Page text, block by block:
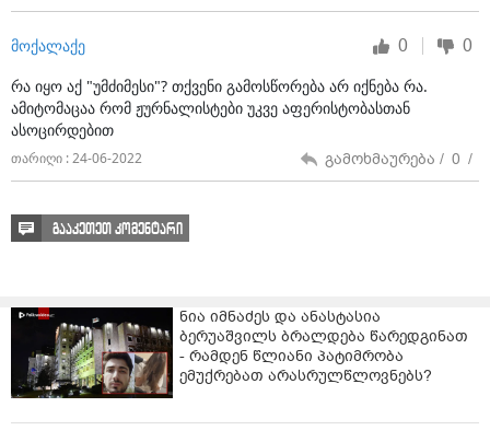
მიწისძვრა სამხრეთ-აღმოსავლეთ ქალაქ ხოსტიდან
დაახლოებით 44 კილომეტრში, ადგილობრივი დროით
01:30 საათზე მოხდა, როდესაც ადამიანების
უმრავლესობას ეძინა.
სეისმოლოგების ცნობით, მიწისძვრის სიმძლავრე 6.1
მაგნიტუდა იყო.
მოქალაქე 0 0
რა იყო აქ "უმძიმესი"? თქვენი გამოსწორება არ იქნება რა.
ამიტომაცაა რომ ჟურნალისტები უკვე აფერისტობასთან
ასოცირდებით
თარიღი : 24-06-2022 გამოხმაურება / 0 /
გააკეთეთ კომენტარი
ნია იმნაძეს და ანასტასია
ბერუაშვილს ბრალდება წარედგინათ
- რამდენ წლიანი პატიმრობა
ემუქრებათ არასრულწლოვნებს?